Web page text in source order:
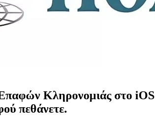
Κληρονομιάς στο iOS
πεθάνετε.